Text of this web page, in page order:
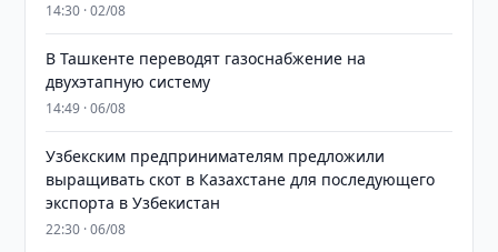
14:30 · 02/08
В Ташкенте переводят газоснабжение на
двухэтапную систему
14:49 · 06/08
Узбекским предпринимателям предложили
выращивать скот в Казахстане для последующего
экспорта в Узбекистан
22:30 · 06/08